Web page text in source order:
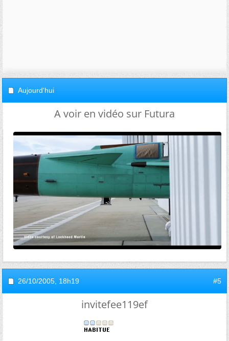
Aujourd'hui
A voir en vidéo sur Futura
26/10/2005, 18h19 #5
invitefee119ef